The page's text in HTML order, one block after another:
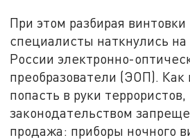
При этом разбирая винтовки
специалисты наткнулись
России электронно-
преобразователи (ЭОП).
попасть в руки
законодательством
продажа: приборы ночного